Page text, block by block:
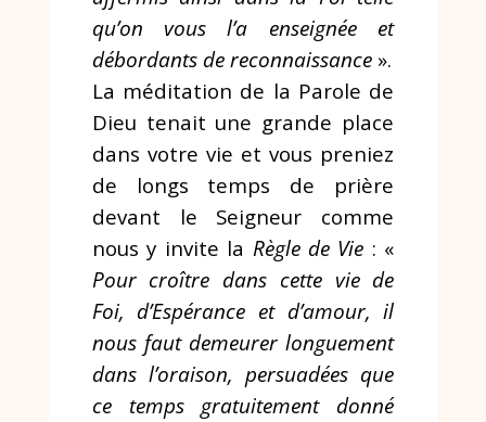
qu’on vous l’a enseignée et
débordants de reconnaissance».
La méditation de la Parole de
Dieu tenait une grande place
dans votre vie et vous preniez
de longs temps de prière
devant le Seigneur comme
nous y invite la Règle de Vie : «
Pour croître dans cette vie de
Foi, d’Espérance et d’amour, il
nous faut demeurer longuement
dans l’oraison, persuadées que
ce temps gratuitement donné